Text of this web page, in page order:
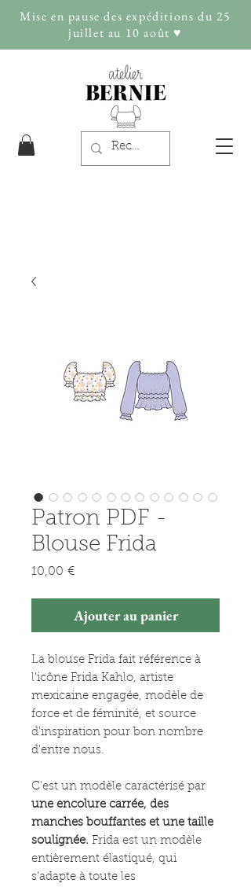
Mise en pause des expéditions du 25
juillet au 10 août ♥︎
Patron PDF -
Blouse Frida
10,00 €Prix
Ajouter au panier
La blouse Frida fait référence à
l'icône Frida Kahlo, artiste
mexicaine engagée, modèle de
force et de féminité, et source
d'inspiration pour bon nombre
d'entre nous.
C'est un modèle caractérisé par
une encolure carrée, des
manches bouffantes et une taille
soulignée. Frida est un modèle
entièrement élastiqué, qui
s'adapte à toute les